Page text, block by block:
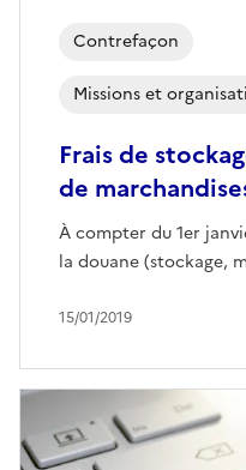
Contrefaçon
Missions et
15/01/2019
Frais de
de
À compter du 1er
la douane (stockage,